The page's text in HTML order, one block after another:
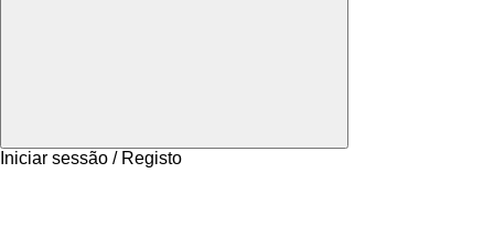
Iniciar sessão / Registo